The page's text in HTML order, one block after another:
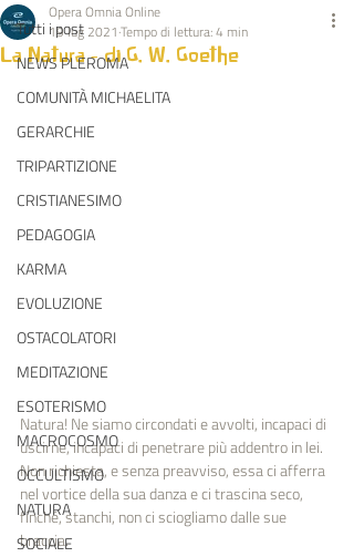
Tutti i post
NEWS PLEROMA
COMUNITÀ MICHAELITA
GERARCHIE
TRIPARTIZIONE
CRISTIANESIMO
PEDAGOGIA
KARMA
EVOLUZIONE
OSTACOLATORI
MEDITAZIONE
ESOTERISMO
MACROCOSMO
OCCULTISMO
NATURA
SOCIALE
La Natura - di G. W. Goethe
Opera Omnia Online
19 lug 2021 Tempo di lettura: 4 min
Natura! Ne siamo circondati e avvolti, incapaci di
uscirne, incapaci di penetrare più addentro in lei.
Non richiesta, e senza preavviso, essa ci afferra
nel vortice della sua danza e ci trascina seco,
finché, stanchi, non ci sciogliamo dalle sue
braccia.